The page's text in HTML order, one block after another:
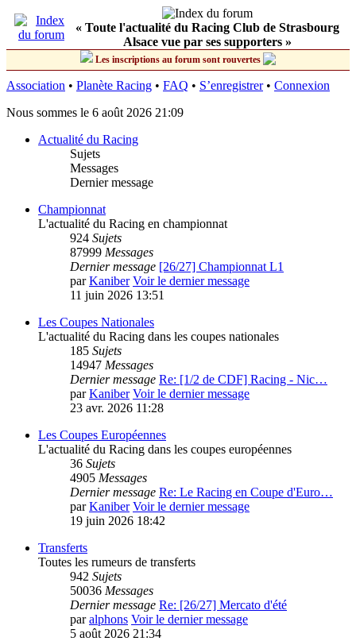
« Toute l'actualité du Racing Club de Strasbourg
Alsace vue par ses supporters »
Les inscriptions au forum sont rouvertes
Association • Planète Racing • FAQ • S’enregistrer• Connexion
Nous sommes le 6 août 2026 21:09
Actualité du Racing
Sujets
Messages
Dernier message
Championnat
L'actualité du Racing en championnat
924 Sujets
87999 Messages
Dernier message [26/27] Championnat L1
parKaniber Voir le dernier message
11 juin 2026 13:51
Les Coupes Nationales
L'actualité du Racing dans les coupes nationales
185 Sujets
14947 Messages
Dernier message Re: [1/2 de CDF] Racing - Nic…
parKaniber Voir le dernier message
23 avr. 2026 11:28
Les Coupes Européennes
L'actualité du Racing dans les coupes européennes
36 Sujets
4905 Messages
Dernier message Re: Le Racing en Coupe d'Euro…
parKaniber Voir le dernier message
19 juin 2026 18:42
Transferts
Toutes les rumeurs de transferts
942 Sujets
50036 Messages
Dernier message Re: [26/27] Mercato d'été
paralphons Voir le dernier message
5 août 2026 21:34